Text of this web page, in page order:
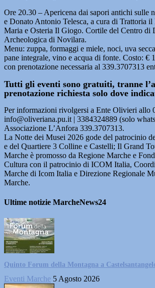
Ore 20.30 – Apericena dai sapori antichi sulle
e Donato Antonio Telesca, a cura di Trattoria il
Maria e Osteria Il Giogo. Cortile del Centro di
Archeologica di Novilara.
Menu: zuppa, formaggi e miele, noci, uva
pane integrale, vino e acqua di fonte. Costo: €
con prenotazione necessaria al 339.3707313
Tutti gli eventi sono gratuiti, tranne
prenotazione richiesta solo dove
Per informazioni rivolgersi a Ente Olivieri allo
info@oliveriana.pu.it | 3384324889 (solo
Associazione L’Anfora 339.3707313.
La Notte dei Musei 2026 gode del patrocinio
e del Quartiere 3 Colline e Castelli; Il Grand
Marche è promosso da Regione Marche e
Cultura con il patrocinio di ICOM Italia,
Marche di Icom Italia e Direzione Regionale
Marche.
Ultime notizie MarcheNews24
Quinto Forum della Montagna a
Eventi Marche 5 Agosto 2026